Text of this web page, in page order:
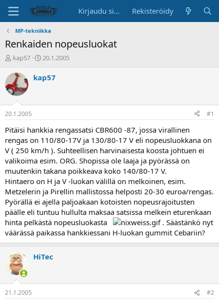
Kirjaudu sisään Rekisteröidy
MP-tekniikka
Renkaiden nopeusluokat
K
s
k
u
s
t
e
l
n
a
l
o
i
t
t
a
j
a
kap57
A
o
i
p
ä
i
v
ä
20.1.2005
kap57
20.1.2005 #1
Pitäisi hankkia rengassatsi CBR600 -87, jossa virallinen
rengas on 110/80-17V ja 130/80-17 V eli nopeusluokkana on
V ( 250 km/h ). Suhteellisen harvinaisesta koosta johtuen ei
valikoima esim. ORG. Shopissa ole laaja ja pyörässä on
muutenkin takana poikkeava koko 140/80-17 V.
Hintaero on H ja V -luokan välillä on melkoinen, esim.
Metzelerin ja Pirellin mallistossa helposti 20-30 euroa/rengas.
Pyörällä ei ajella paljoakaan kotoisten nopeusrajoitusten
päälle eli tuntuu hullulta maksaa satsissa melkein eturenkaan
hinta pelkästä nopeusluokasta
. Säästänkö nyt
väärässä paikassa hankkiessani H-luokan gummit Cebariin?
HiTec
21.1.2005 #2